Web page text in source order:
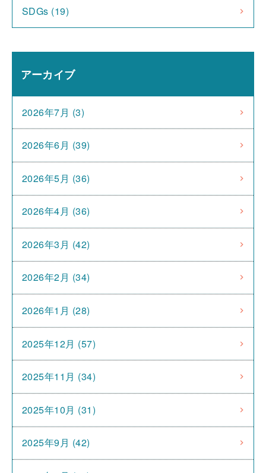
SDGs (19)
アーカイブ
2026年7月 (3)
2026年6月 (39)
2026年5月 (36)
2026年4月 (36)
2026年3月 (42)
2026年2月 (34)
2026年1月 (28)
2025年12月 (57)
2025年11月 (34)
2025年10月 (31)
2025年9月 (42)